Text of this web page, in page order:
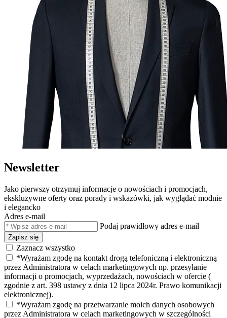
Newsletter
Jako pierwszy otrzymuj informacje o nowościach i promocjach,
ekskluzywne oferty oraz porady i wskazówki, jak wyglądać modnie
i elegancko
Adres e-mail
Podaj prawidłowy adres e-mail
Zapisz się
Zaznacz wszystko
*Wyrażam zgodę na kontakt drogą telefoniczną i elektroniczną
przez Administratora w celach marketingowych np. przesyłanie
informacji o promocjach, wyprzedażach, nowościach w ofercie (
zgodnie z art. 398 ustawy z dnia 12 lipca 2024r. Prawo komunikacji
elektronicznej).
*Wyrażam zgodę na przetwarzanie moich danych osobowych
przez Administratora w celach marketingowych w szczególności